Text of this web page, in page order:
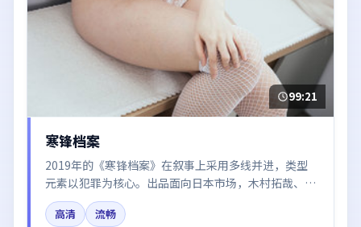
99:21
寒锋档案
2019年的《寒锋档案》在叙事上采用多线并进，类型
元素以犯罪为核心。出品面向日本市场，木村拓哉、刘
亦菲、于和伟、白宇所饰角色推动关键反转，结尾留白
引发讨论。
高清
流畅